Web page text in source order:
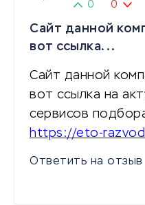
0 0
Сайт данной
вот ссылка...
Сайт данной
вот ссылка на
сервисов
https://eto-
Ответить на отзыв